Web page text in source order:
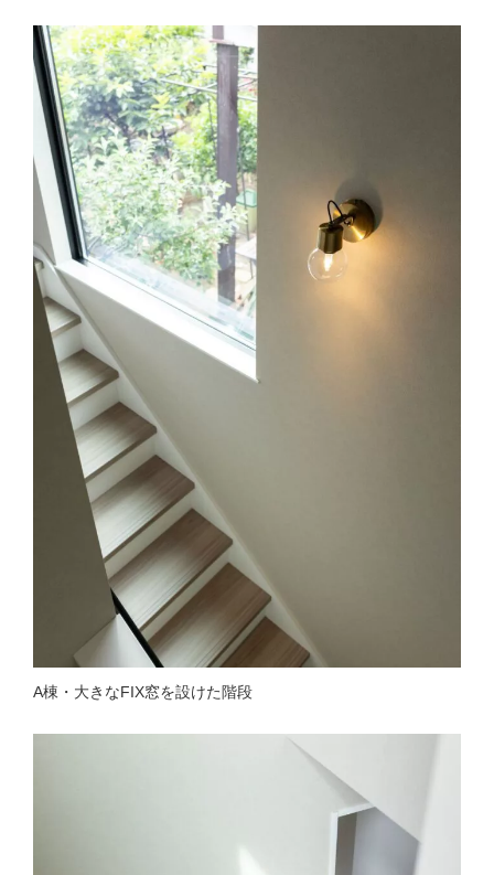
A棟・大きなFIX窓を設けた階段